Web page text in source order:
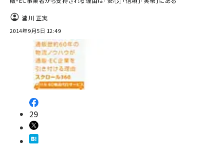
瀧川 正実
2014年9月5日 12:49
29